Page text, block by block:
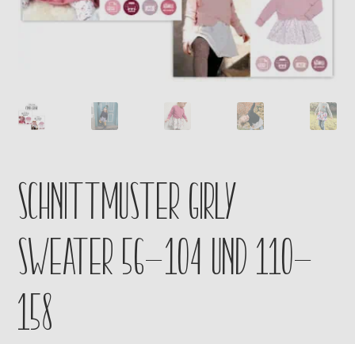
Schnittmuster Girly
Sweater 56-104 und 110-
158